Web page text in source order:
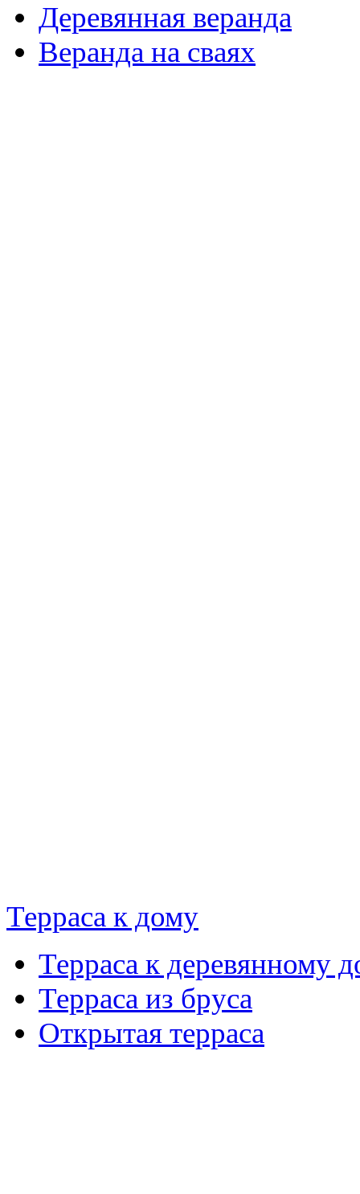
Деревянная веранда
Веранда на сваях
Терраса к дому
Терраса к деревянному
Терраса из бруса
Открытая терраса